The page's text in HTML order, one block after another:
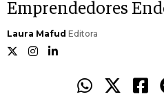
Emprendedores
Laura Mafud Editora